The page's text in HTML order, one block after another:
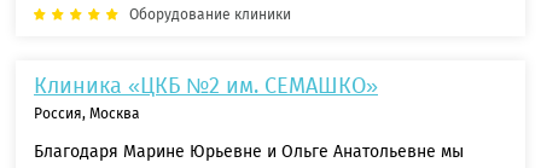
Оборудование клиники
Клиника «ЦКБ №2 им. СЕМАШКО»
Россия, Москва
Благодаря Марине Юрьевне и Ольге Анатольевне мы